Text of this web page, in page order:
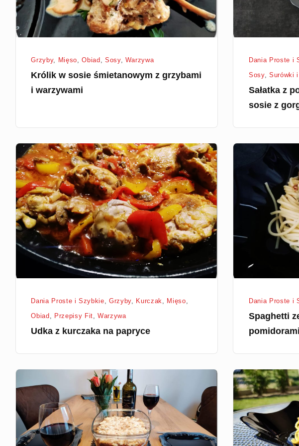
warzywami
Grzyby, Mięso ,Obiad Sosy, Warzywa
Królik w sosie śmietanowym z grzybami
i warzywami
z
gorgonzoli
Dania Proste i
Sosy,Surówki i
Sałatka z
sosie z
Udka
z
kurczaka
na
papryce
Dania Proste i Szybkie ,Grzyby Kurczak Mięso
Obiad
Przepisy Fit ,Warzywa
Udka z kurczaka na papryce
Spaghetti
szparagami,
suszonymi
pomidorami
serami
Dania Proste i
Spaghetti
(grecka
zapiekanka)
Spaghetti
z
kurczakiem,
szpinakiem
i